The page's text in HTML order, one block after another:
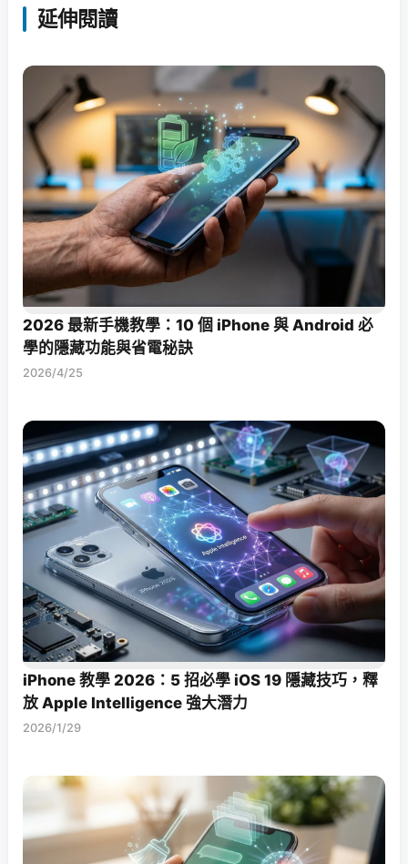
延伸閱讀
2026 最新手機教學：10 個 iPhone 與 Android 必
學的隱藏功能與省電秘訣
2026/4/25
iPhone 教學 2026：5 招必學 iOS 19 隱藏技巧，釋
放 Apple Intelligence 強大潛力
2026/1/29